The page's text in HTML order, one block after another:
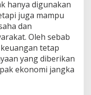
hanya digunakan
juga mampu
dan
Oleh sebab
tetap
yang diberikan
ekonomi jangka